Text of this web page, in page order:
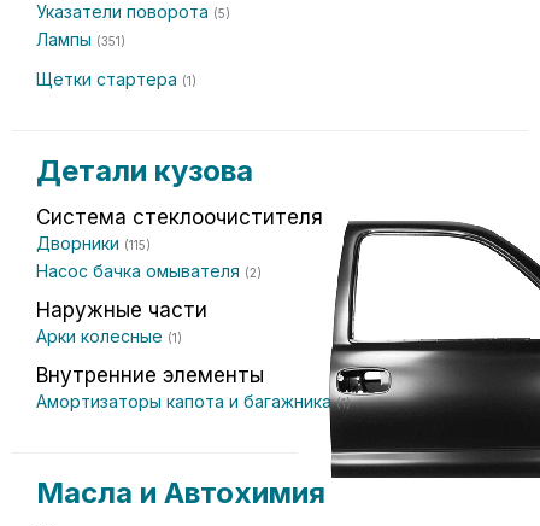
Указатели поворота (5)
Лампы (351)
Щетки стартера (1)
Детали кузова
Система стеклоочистителя
Дворники (115)
Насос бачка омывателя (2)
Наружные части
Арки колесные (1)
Внутренние элементы
Амортизаторы капота и багажника(1)
Масла и Автохимия